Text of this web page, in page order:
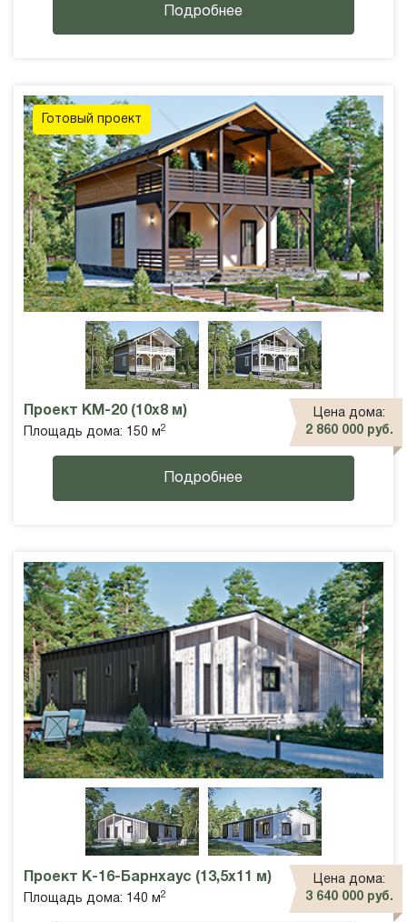
Подробнее
Готовый проект
Проект КМ-20 (10х8 м)
Площадь дома: 150 м 2
Цена дома:
2 860 000 руб.
Подробнее
Проект К-16-Барнхаус (13,5х11 м)
Площадь дома: 140 м2
Цена дома:
3 640 000 руб.